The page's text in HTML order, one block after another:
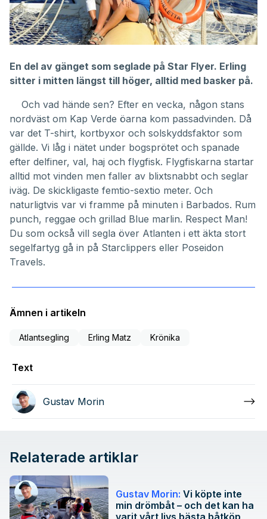
En del av gänget som seglade på Star Flyer. Erling
sitter i mitten längst till höger, alltid med basker på.
Och vad hände sen? Efter en vecka, någon stans
nordväst om Kap Verde öarna kom passadvinden. Då
var det T-shirt, kortbyxor och solskyddsfaktor som
gällde. Vi låg i nätet under bogsprötet och spanade
efter delfiner, val, haj och flygfisk. Flygfiskarna startar
alltid mot vinden men faller av blixtsnabbt och seglar
iväg. De skickligaste femtio-sextio meter. Och
naturligtvis var vi framme på minuten i Barbados. Rum
punch, reggae och grillad Blue marlin. Respect Man!
Du som också vill segla över Atlanten i ett äkta stort
segelfartyg gå in på Starclippers eller Poseidon
Travels.
Ämnen i artikeln
Atlantsegling Erling Matz Krönika
Text
Gustav Morin
Relaterade artiklar
Gustav Morin: Vi köpte inte
min drömbåt – och det kan ha
varit vårt livs bästa båtköp